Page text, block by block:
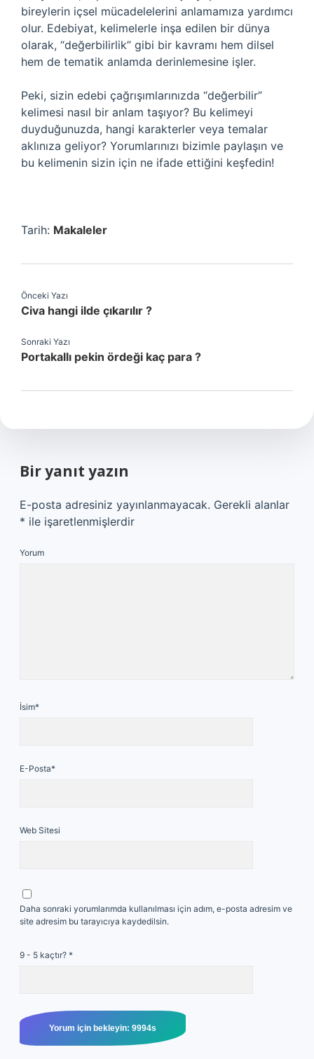
bireylerin içsel mücadelelerini anlamamıza yardımcı
olur. Edebiyat, kelimelerle inşa edilen bir dünya
olarak, “değerbilirlik” gibi bir kavramı hem dilsel
hem de tematik anlamda derinlemesine işler.
Peki, sizin edebi çağrışımlarınızda “değerbilir”
kelimesi nasıl bir anlam taşıyor? Bu kelimeyi
duyduğunuzda, hangi karakterler veya temalar
aklınıza geliyor? Yorumlarınızı bizimle paylaşın ve
bu kelimenin sizin için ne ifade ettiğini keşfedin!
Tarih: Makaleler
Önceki Yazı
Civa hangi ilde çıkarılır ?
Sonraki Yazı
Portakallı pekin ördeği kaç para ?
Bir yanıt yazın
E-posta adresiniz yayınlanmayacak. Gerekli alanlar
* ile işaretlenmişlerdir
Yorum
İsim*
E-Posta*
Web Sitesi
Daha sonraki yorumlarımda kullanılması için adım, e-posta adresim ve
site adresim bu tarayıcıya kaydedilsin.
9 - 5 kaçtır? *